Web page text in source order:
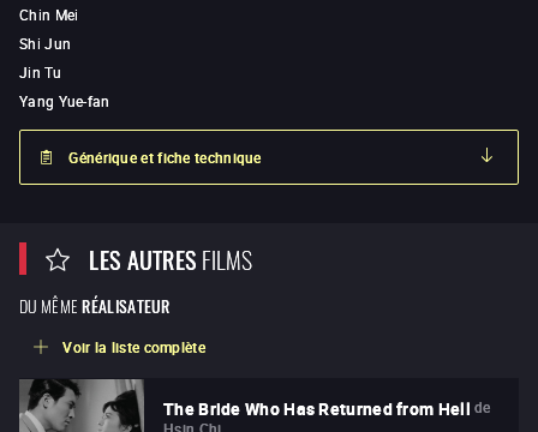
Chin Mei
Shi Jun
Jin Tu
Yang Yue-fan
Générique et fiche technique
LES AUTRESFILMS
DU MÊME RÉALISATEUR
Voir la liste complète
The Bride Who Has Returned from Hell de